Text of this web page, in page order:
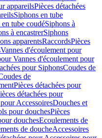
appareilsPièces détachées
Siphons en tube
en tube coudéSiphons à
à encastrerSiphons
apparentsRaccordsPièces
Vannes d'écoulement pour
Vannes d'écoulement pour
pour SiphonsCoudes de
de
Pièces détachées pour
détachées pour
AccessoiresDouches et
pour douchesPièces
douchesEcoulements de
de doucheAccessoires